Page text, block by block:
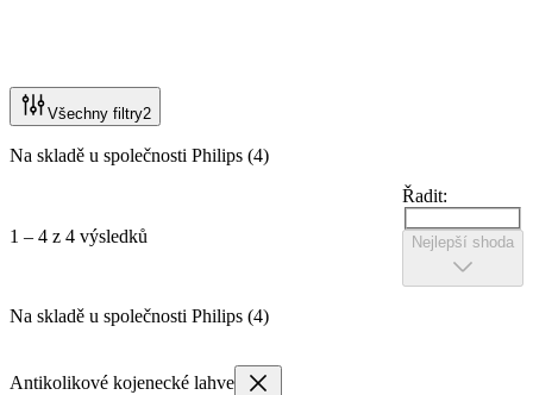
Všechny filtry2
Na skladě u společnosti Philips (4)
1 – 4 z 4 výsledků
Řadit:
Nejlepší shoda
Na skladě u společnosti Philips (4)
Antikolikové kojenecké lahve